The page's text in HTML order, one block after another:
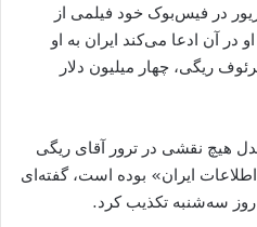
بار دیگر در روز ۱۱ شهریور در فیس‌بوک خود فیلمی از
در آن ادعا می‌کند ایران به او
ریگی، چهار میلیون دلار
هیچ نقشی در ترور آقای ریگی
ایران» بوده است، گفته‌ای
سه‌شنبه تکذیب کرد.